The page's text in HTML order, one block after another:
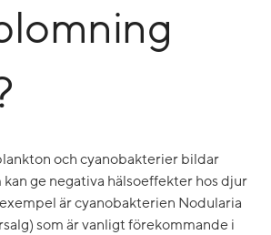
och cyanobakterier bildar
ge negativa hälsoeffekter hos djur
är cyanobakterien Nodularia
som är vanligt förekommande i